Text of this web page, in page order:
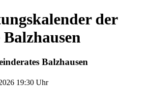
der
Balzhausen
19:30 Uhr